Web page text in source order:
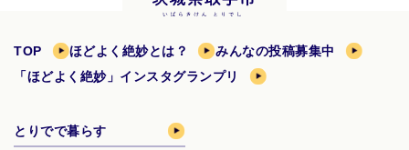
TOP ほどよく絶妙とは？
みんなの投稿募集中
「ほどよく絶妙」インスタグランプリ
とりでで暮らす